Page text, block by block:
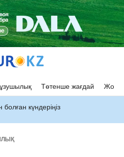
Төтенше жағдай Жол
болған күндеріңіз